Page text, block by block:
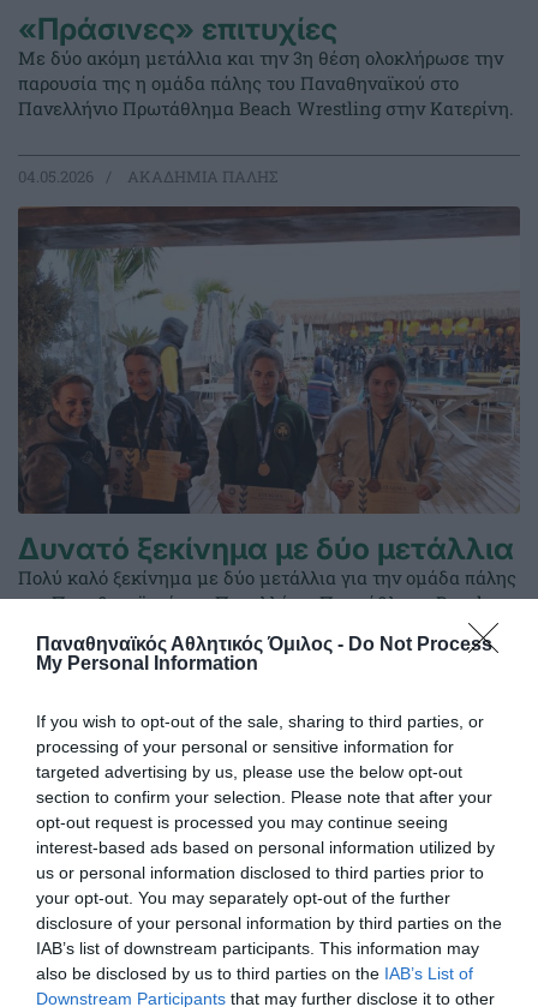
Παναθηναϊκός Αθλητικός Όμιλος - Do Not Process
My Personal Information
If you wish to opt-out of the sale, sharing to third parties, or
processing of your personal or sensitive information for
targeted advertising by us, please use the below opt-out
section to confirm your selection. Please note that after your
opt-out request is processed you may continue seeing
interest-based ads based on personal information utilized by
us or personal information disclosed to third parties prior to
your opt-out. You may separately opt-out of the further
disclosure of your personal information by third parties on the
IAB’s list of downstream participants. This information may
also be disclosed by us to third parties on the IAB’s List of
Downstream Participants that may further disclose it to other
«Πράσινες» επιτυχίες
Με δύο ακόμη μετάλλια και την 3η θέση ολοκλήρωσε την
παρουσία της η ομάδα πάλης του Παναθηναϊκού στο
Πανελλήνιο Πρωτάθλημα Beach Wrestling στην Κατερίνη.
04.05.2026 ΑΚΑΔΗΜΙΑ ΠΑΛΗΣ
Δυνατό ξεκίνημα με δύο μετάλλια
Πολύ καλό ξεκίνημα με δύο μετάλλια για την ομάδα πάλης
του Παναθηναϊκού στο Πανελλήνιο Πρωτάθλημα Beach